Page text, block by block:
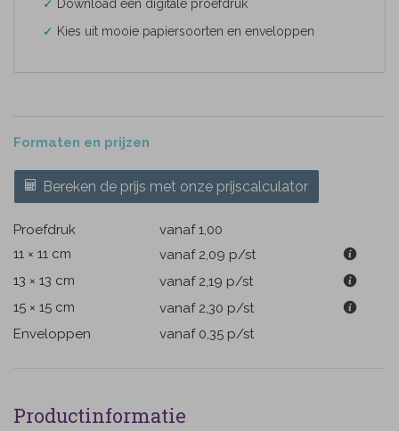
✓ Download een digitale proefdruk
✓ Kies uit mooie papiersoorten en enveloppen
Formaten en prijzen
Bereken de prijs met onze prijscalculator
Proefdruk
vanaf 1,00
11 × 11 cm
vanaf 2,09 p/st
13 × 13 cm
vanaf 2,19 p/st
15 × 15 cm
vanaf 2,30 p/st
Enveloppen
vanaf 0,35 p/st
Productinformatie